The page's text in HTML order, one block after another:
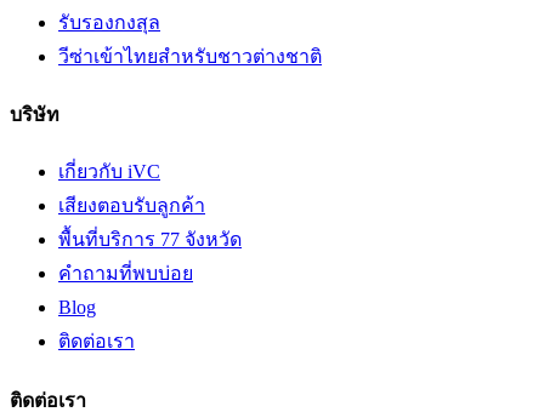
รับรองกงสุล
วีซ่าเข้าไทยสำหรับชาวต่างชาติ
บริษัท
เกี่ยวกับ iVC
เสียงตอบรับลูกค้า
พื้นที่บริการ 77 จังหวัด
คำถามที่พบบ่อย
Blog
ติดต่อเรา
ติดต่อเรา